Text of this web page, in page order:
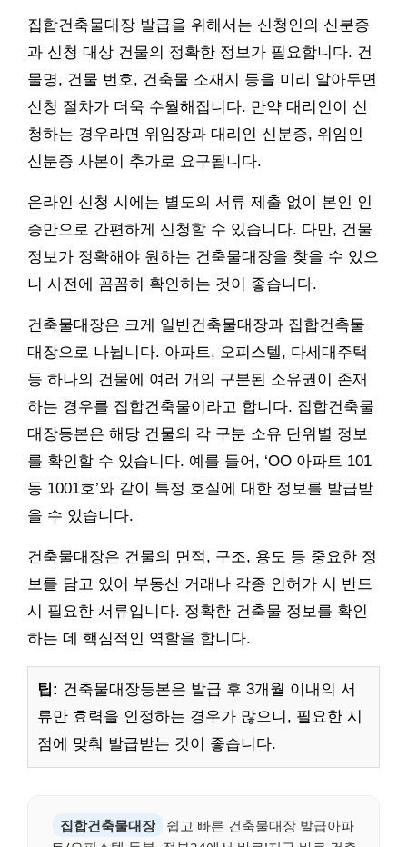
집합건축물대장 발급을 위해서는 신청인의 신분증
과 신청 대상 건물의 정확한 정보가 필요합니다. 건
물명, 건물 번호, 건축물 소재지 등을 미리 알아두면
신청 절차가 더욱 수월해집니다. 만약 대리인이 신
청하는 경우라면 위임장과 대리인 신분증, 위임인
신분증 사본이 추가로 요구됩니다.
온라인 신청 시에는 별도의 서류 제출 없이 본인 인
증만으로 간편하게 신청할 수 있습니다. 다만, 건물
정보가 정확해야 원하는 건축물대장을 찾을 수 있으
니 사전에 꼼꼼히 확인하는 것이 좋습니다.
건축물대장은 크게 일반건축물대장과 집합건축물
대장으로 나뉩니다. 아파트, 오피스텔, 다세대주택
등 하나의 건물에 여러 개의 구분된 소유권이 존재
하는 경우를 집합건축물이라고 합니다. 집합건축물
대장등본은 해당 건물의 각 구분 소유 단위별 정보
를 확인할 수 있습니다. 예를 들어, ‘OO 아파트 101
동 1001호’와 같이 특정 호실에 대한 정보를 발급받
을 수 있습니다.
건축물대장은 건물의 면적, 구조, 용도 등 중요한 정
보를 담고 있어 부동산 거래나 각종 인허가 시 반드
시 필요한 서류입니다. 정확한 건축물 정보를 확인
하는 데 핵심적인 역할을 합니다.
팁: 건축물대장등본은 발급 후 3개월 이내의 서
류만 효력을 인정하는 경우가 많으니, 필요한 시
점에 맞춰 발급받는 것이 좋습니다.
집합건축물대장
쉽고 빠른 건축물대장 발급아파